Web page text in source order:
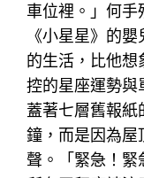
車位裡。」何
《小星星》的
的生活，比他想
控的星座運勢與
蓋著七層舊報紙
鐘，而是因為屋
聲。「緊急！緊